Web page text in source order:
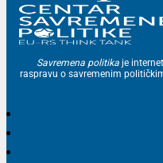
Savremena politika je
raspravu o savremenim